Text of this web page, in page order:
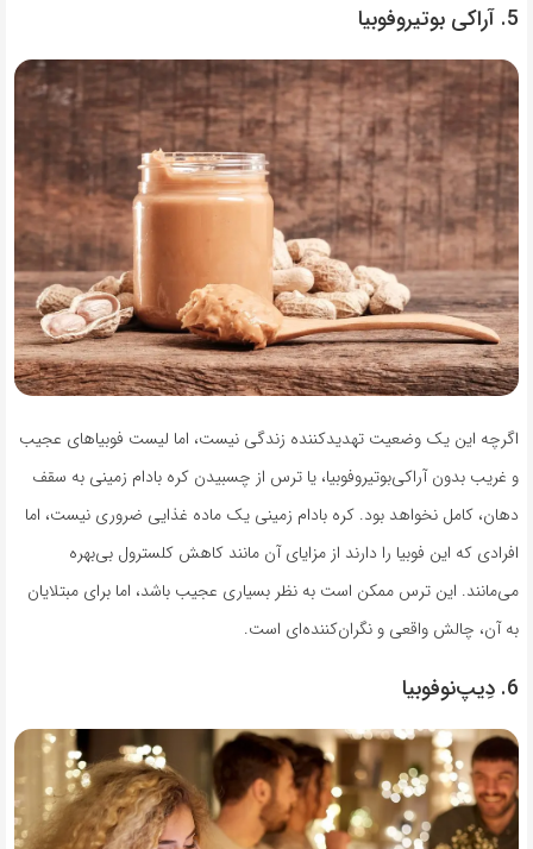
5. آراکی بوتیروفوبیا
اگرچه این یک وضعیت تهدید‌کننده زندگی نیست، اما لیست فوبیاهای عجیب
و غریب بدون آراکی‌بوتیروفوبیا، یا ترس از چسبیدن کره بادام زمینی به سقف
دهان، کامل نخواهد بود. کره بادام زمینی یک ماده غذایی ضروری نیست، اما
افرادی که این فوبیا را دارند از مزایای آن مانند کاهش کلسترول بی‌بهره
می‌مانند. این ترس ممکن است به نظر بسیاری عجیب باشد، اما برای مبتلایان
به آن، چالش واقعی و نگران‌کننده‌ای است.
6. دِیپ‌نوفوبیا